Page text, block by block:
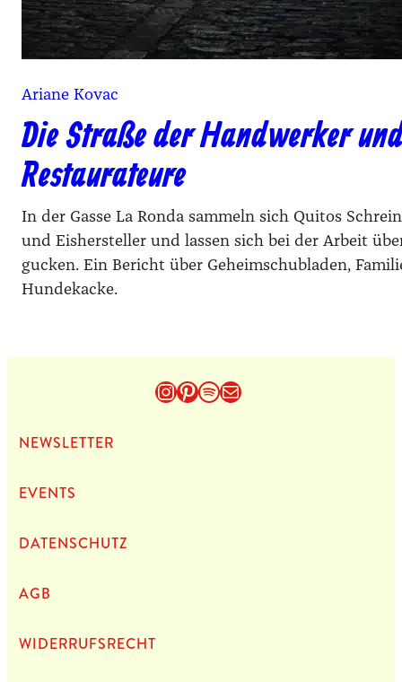
Ariane Kovac
Die Straße der Handwerker
Restaurateure
In der Gasse La Ronda sammeln sich Quitos
und Eishersteller und lassen sich bei der Arbeit
gucken. Ein Bericht über Geheimschubladen,
Hundekacke.
Instagram
Pinterest
Spotify
E-Mail
NEWS­LET­TER
EVENTS
DATEN­SCHUTZ
AGB
WIDERRUFSRECHT